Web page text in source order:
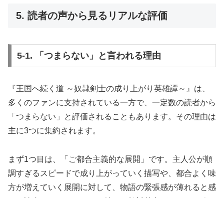
5. 読者の声から見るリアルな評価
5-1. 「つまらない」と言われる理由
『王国へ続く道 ～奴隷剣士の成り上がり英雄譚～』は、
多くのファンに支持されている一方で、一定数の読者から
「つまらない」と評価されることもあります。その理由は
主に3つに集約されます。
まず1つ目は、「ご都合主義的な展開」です。主人公が順
調すぎるスピードで成り上がっていく描写や、都合よく味
方が増えていく展開に対して、物語の緊張感が薄れると感